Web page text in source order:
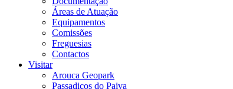
Áreas de Atuação
Equipamentos
Comissões
Freguesias
Contactos
Visitar
Arouca Geopark
Passadiços do Paiva